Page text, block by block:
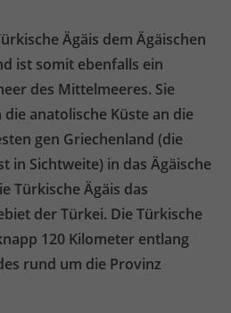
Ägäis dem Ägäischen
ist somit ebenfalls ein
des Mittelmeeres. Sie
anatolische Küste an die
gen Griechenland (die
in Sichtweite) in das Ägäische
Türkische Ägäis das
der Türkei. Die Türkische
120 Kilometer entlang
rund um die Provinz